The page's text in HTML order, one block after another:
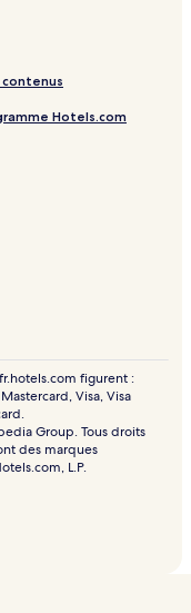
Hotels.com
figurent :
Visa, Visa
Group. Tous droits
des marques
L.P.